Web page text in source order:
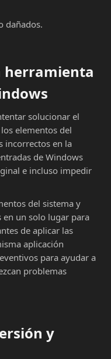
dañados.
herramienta
solucionar el
elementos del
incorrectos en la
de Windows
e incluso impedir
del sistema y
en un solo lugar para
de aplicar las
aplicación
para ayudar a
problemas
y